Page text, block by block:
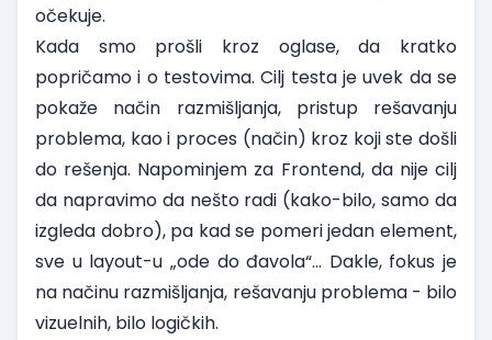
očekuje.
Kada smo prošli kroz oglase, da kratko
popričamo i o testovima. Cilj testa je uvek da se
pokaže način razmišljanja, pristup rešavanju
problema, kao i proces (način) kroz koji ste došli
do rešenja. Napominjem za Frontend, da nije cilj
da napravimo da nešto radi (kako-bilo, samo da
izgleda dobro), pa kad se pomeri jedan element,
sve u layout-u „ode do đavola“… Dakle, fokus je
na načinu razmišljanja, rešavanju problema - bilo
vizuelnih, bilo logičkih.